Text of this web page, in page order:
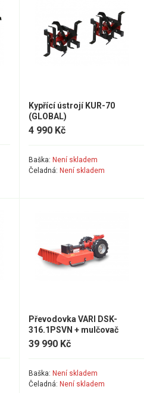
Kypřící ústrojí KUR-70
(GLOBAL)
4 990 Kč
Baška: Není skladem
Čeladná: Není skladem
Převodovka VARI DSK-
316.1PSVN + mulčovač
Tajfun-52
39 990 Kč
Baška: Není skladem
Čeladná: Není skladem